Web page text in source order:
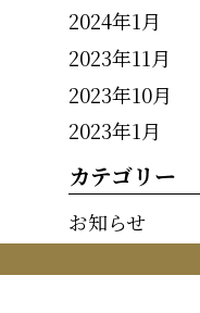
2024年1月
2023年11月
2023年10月
2023年1月
カテゴリー
お知らせ